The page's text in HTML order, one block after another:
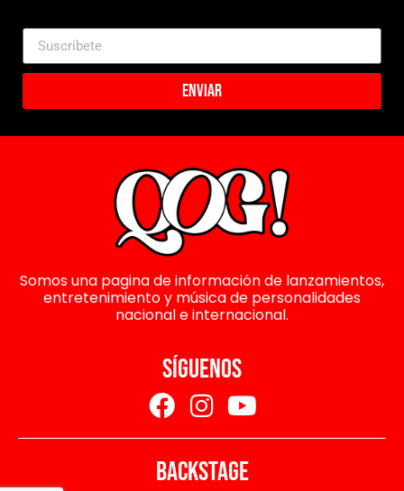
Enviar
Somos una pagina de información de lanzamientos,
entretenimiento y música de personalidades
nacional e internacional.
SÍGUENOS
BACKSTAGE